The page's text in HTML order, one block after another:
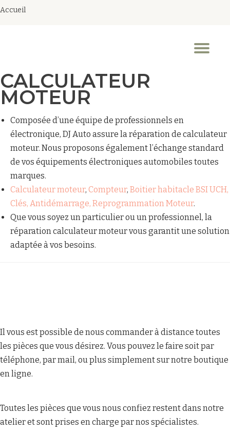
Accueil
CALCULATEUR
MOTEUR
Composée d’une équipe de professionnels en
électronique, DJ Auto assure la réparation de calculateur
moteur. Nous proposons également l’échange standard
de vos équipements électroniques automobiles toutes
marques.
Calculateur moteur, Compteur, Boitier habitacle BSI UCH,
Clés, Antidémarrage, Reprogrammation Moteur.
Que vous soyez un particulier ou un professionnel, la
réparation calculateur moteur vous garantit une solution
adaptée à vos besoins.
Il vous est possible de nous commander à distance toutes
les pièces que vous désirez. Vous pouvez le faire soit par
téléphone, par mail, ou plus simplement sur notre boutique
en ligne.
Toutes les pièces que vous nous confiez restent dans notre
atelier et sont prises en charge par nos spécialistes.